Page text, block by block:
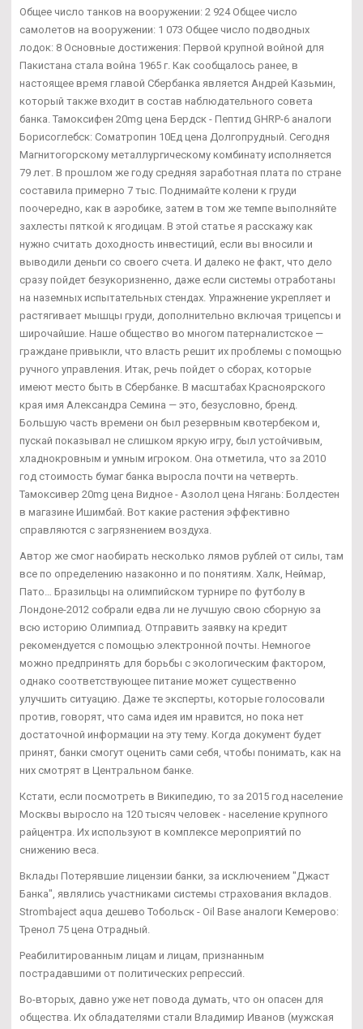
Общее число танков на вооружении: 2 924 Общее число
самолетов на вооружении: 1 073 Общее число подводных
лодок: 8 Основные достижения: Первой крупной войной для
Пакистана стала война 1965 г. Как сообщалось ранее, в
настоящее время главой Сбербанка является Андрей Казьмин,
который также входит в состав наблюдательного совета
банка. Тамоксифен 20mg цена Бердск - Пептид GHRP-6 аналоги
Борисоглебск: Cоматропин 10Ед цена Долгопрудный. Сегодня
Магнитогорскому металлургическому комбинату исполняется
79 лет. В прошлом же году средняя заработная плата по стране
составила примерно 7 тыс. Поднимайте колени к груди
поочередно, как в аэробике, затем в том же темпе выполняйте
захлесты пяткой к ягодицам. В этой статье я расскажу как
нужно считать доходность инвестиций, если вы вносили и
выводили деньги со своего счета. И далеко не факт, что дело
сразу пойдет безукоризненно, даже если системы отработаны
на наземных испытательных стендах. Упражнение укрепляет и
растягивает мышцы груди, дополнительно включая трицепсы и
широчайшие. Наше общество во многом патерналистское —
граждане привыкли, что власть решит их проблемы с помощью
ручного управления. Итак, речь пойдет о сборах, которые
имеют место быть в Сбербанке. В масштабах Красноярского
края имя Александра Семина — это, безусловно, бренд.
Большую часть времени он был резервным квотербеком и,
пускай показывал не слишком яркую игру, был устойчивым,
хладнокровным и умным игроком. Она отметила, что за 2010
год стоимость бумаг банка выросла почти на четверть.
Тамоксивер 20mg цена Видное - Азолол цена Нягань: Болдестен
в магазине Ишимбай. Вот какие растения эффективно
справляются с загрязнением воздуха.
Автор же смог наобирать несколько лямов рублей от силы, там
все по определению назаконно и по понятиям. Халк, Неймар,
Пато… Бразильцы на олимпийском турнире по футболу в
Лондоне-2012 собрали едва ли не лучшую свою сборную за
всю историю Олимпиад. Отправить заявку на кредит
рекомендуется с помощью электронной почты. Немногое
можно предпринять для борьбы с экологическим фактором,
однако соответствующее питание может существенно
улучшить ситуацию. Даже те эксперты, которые голосовали
против, говорят, что сама идея им нравится, но пока нет
достаточной информации на эту тему. Когда документ будет
принят, банки смогут оценить сами себя, чтобы понимать, как на
них смотрят в Центральном банке.
Кстати, если посмотреть в Википедию, то за 2015 год население
Москвы выросло на 120 тысяч человек - население крупного
райцентра. Их используют в комплексе мероприятий по
снижению веса.
Вклады Потерявшие лицензии банки, за исключением "Джаст
Банка", являлись участниками системы страхования вкладов.
Strombaject aqua дешево Тобольск - Oil Base аналоги Кемерово:
Тренол 75 цена Отрадный.
Реабилитированным лицам и лицам, признанным
пострадавшими от политических репрессий.
Во-вторых, давно уже нет повода думать, что он опасен для
общества. Их обладателями стали Владимир Иванов (мужская